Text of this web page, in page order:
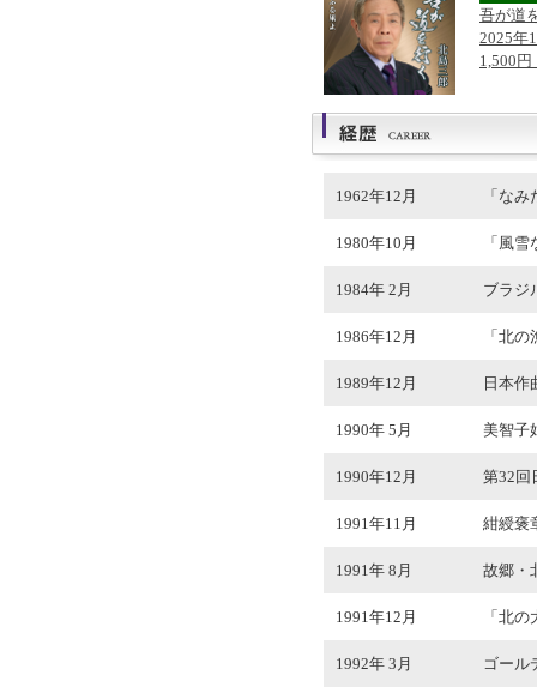
吾が道
2025年
1,500
1962年12月 「な
1980年10月 「風
1984年 2月 ブラジ
1986年12月 「北
1989年12月 日本作
1990年 5月 美智子
1990年12月 第32回
1991年11月 紺綬褒
1991年 8月 故郷・
1991年12月 「北
1992年 3月 ゴール